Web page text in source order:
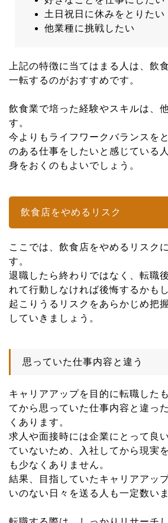
土日祝日に休みをとりたい
他業種に挑戦したい
上記の特徴に当てはまる人は、飲
一転するのがおすすめです。
飲食業で培った経験やスキルは、
す。
今よりもライフワークバランスを
のある仕事をしたいと感じている
身をおくのもよいでしょう。
飲食店をやめるリスク
ここでは、飲食店をやめるリスク
す。
退職したら終わりではなく、転職
れて行動しなければ後悔するかも
起こりうるリスクをあらかじめ把
していきましょう。
思っていた仕事内容と違う
キャリアアップを目的に転職した
てから思っていた仕事内容と違っ
くあります。
求人や面接時には企業にとって良
ていないため、入社してから現実
も少なくありません。
結果、目指していたキャリアアッ
いのない日々を送る人も一定数いま